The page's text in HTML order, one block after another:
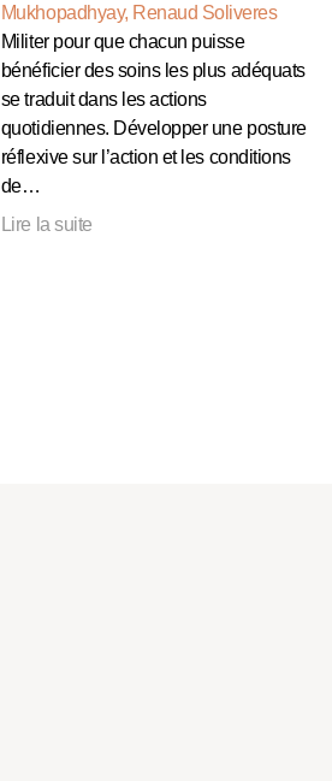
Mukhopadhyay, Renaud Soliveres
Militer pour que chacun puisse
bénéficier des soins les plus adéquats
se traduit dans les actions
quotidiennes. Développer une posture
réflexive sur l’action et les conditions
de…
Lire la suite